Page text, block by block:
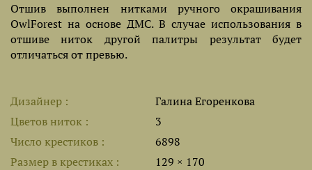
Отшив выполнен нитками ручного окрашивания
OwlForest на основе ДМС. В случае использования в
отшиве ниток другой палитры результат будет
отличаться от превью.
Дизайнер
Галина Егоренкова
Цветов ниток
3
Число крестиков
6898
Размер в крестиках
129 × 170